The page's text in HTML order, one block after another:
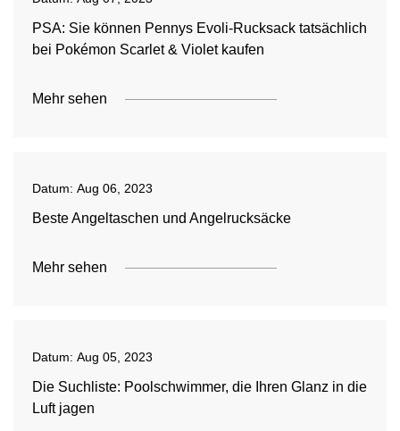
PSA: Sie können Pennys Evoli-Rucksack tatsächlich
bei Pokémon Scarlet & Violet kaufen
Mehr sehen
Datum: Aug 06, 2023
Beste Angeltaschen und Angelrucksäcke
Mehr sehen
Datum: Aug 05, 2023
Die Suchliste: Poolschwimmer, die Ihren Glanz in die
Luft jagen